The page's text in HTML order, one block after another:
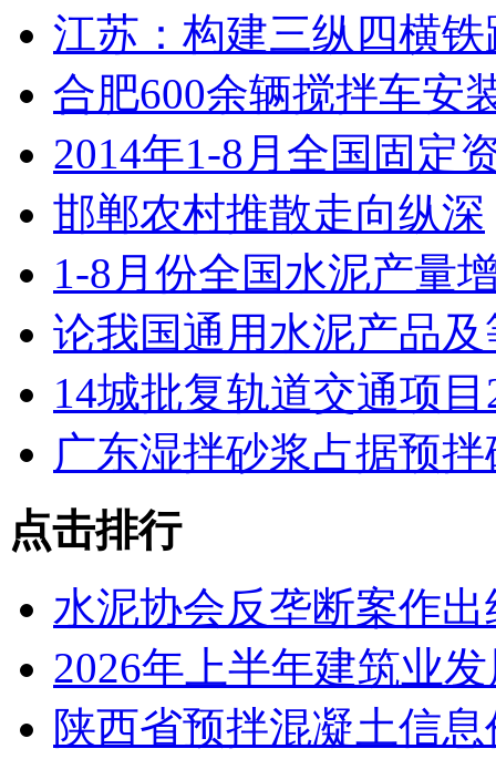
江苏：构建三纵四横
合肥600余辆搅拌车安
​2014年1-8月全国固定
邯郸农村推散走向纵深
1-8月份全国水泥产量
论我国通用水泥产品
14城批复轨道交通项
广东湿拌砂浆占据预
点击排行
水泥协会反垄断案作
2026年上半年建筑业
陕西省预拌混凝土信